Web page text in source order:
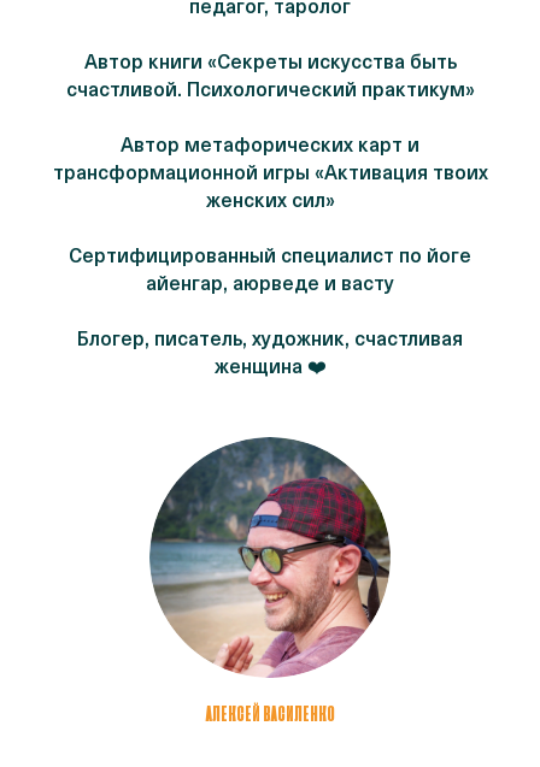
педагог, таролог
Автор книги «Секреты искусства быть
счастливой. Психологический практикум»
Автор метафорических карт и
трансформационной игры «Активация твоих
женских сил»
Сертифицированный специалист по йоге
айенгар, аюрведе и васту
Блогер, писатель, художник, счастливая
женщина ❤️
АЛЕКСЕЙ ВАСИЛЕНКО